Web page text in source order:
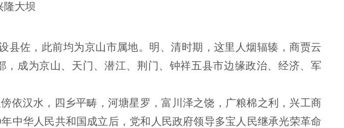
隆大坝
县佐，此前均为京山市属地。明、清时期，这里人烟辐辏，商贾云
成为京山、天门、潜江、荆门、钟祥五县市边缘政治、经济、军
依汉水，四乡平畴，河塘星罗，富川泽之饶，广粮棉之利，兴工商
中华人民共和国成立后，党和人民政府领导多宝人民继承光荣革命